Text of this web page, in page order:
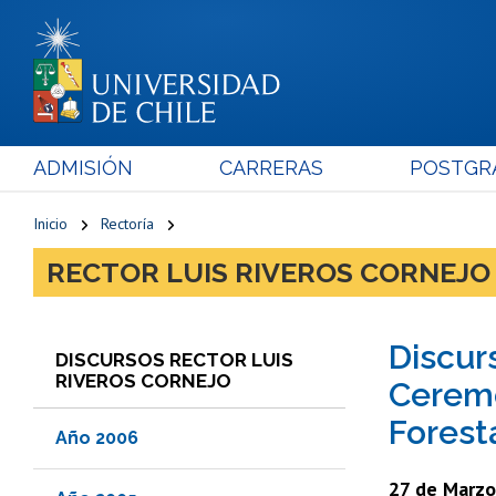
ADMISIÓN CARRERAS
Inicio Rectoría
RECTOR LUIS RIVEROS CORNEJO
DISCURSOS RECTOR LUIS
RIVEROS CORNEJO
Año 2006
27 de